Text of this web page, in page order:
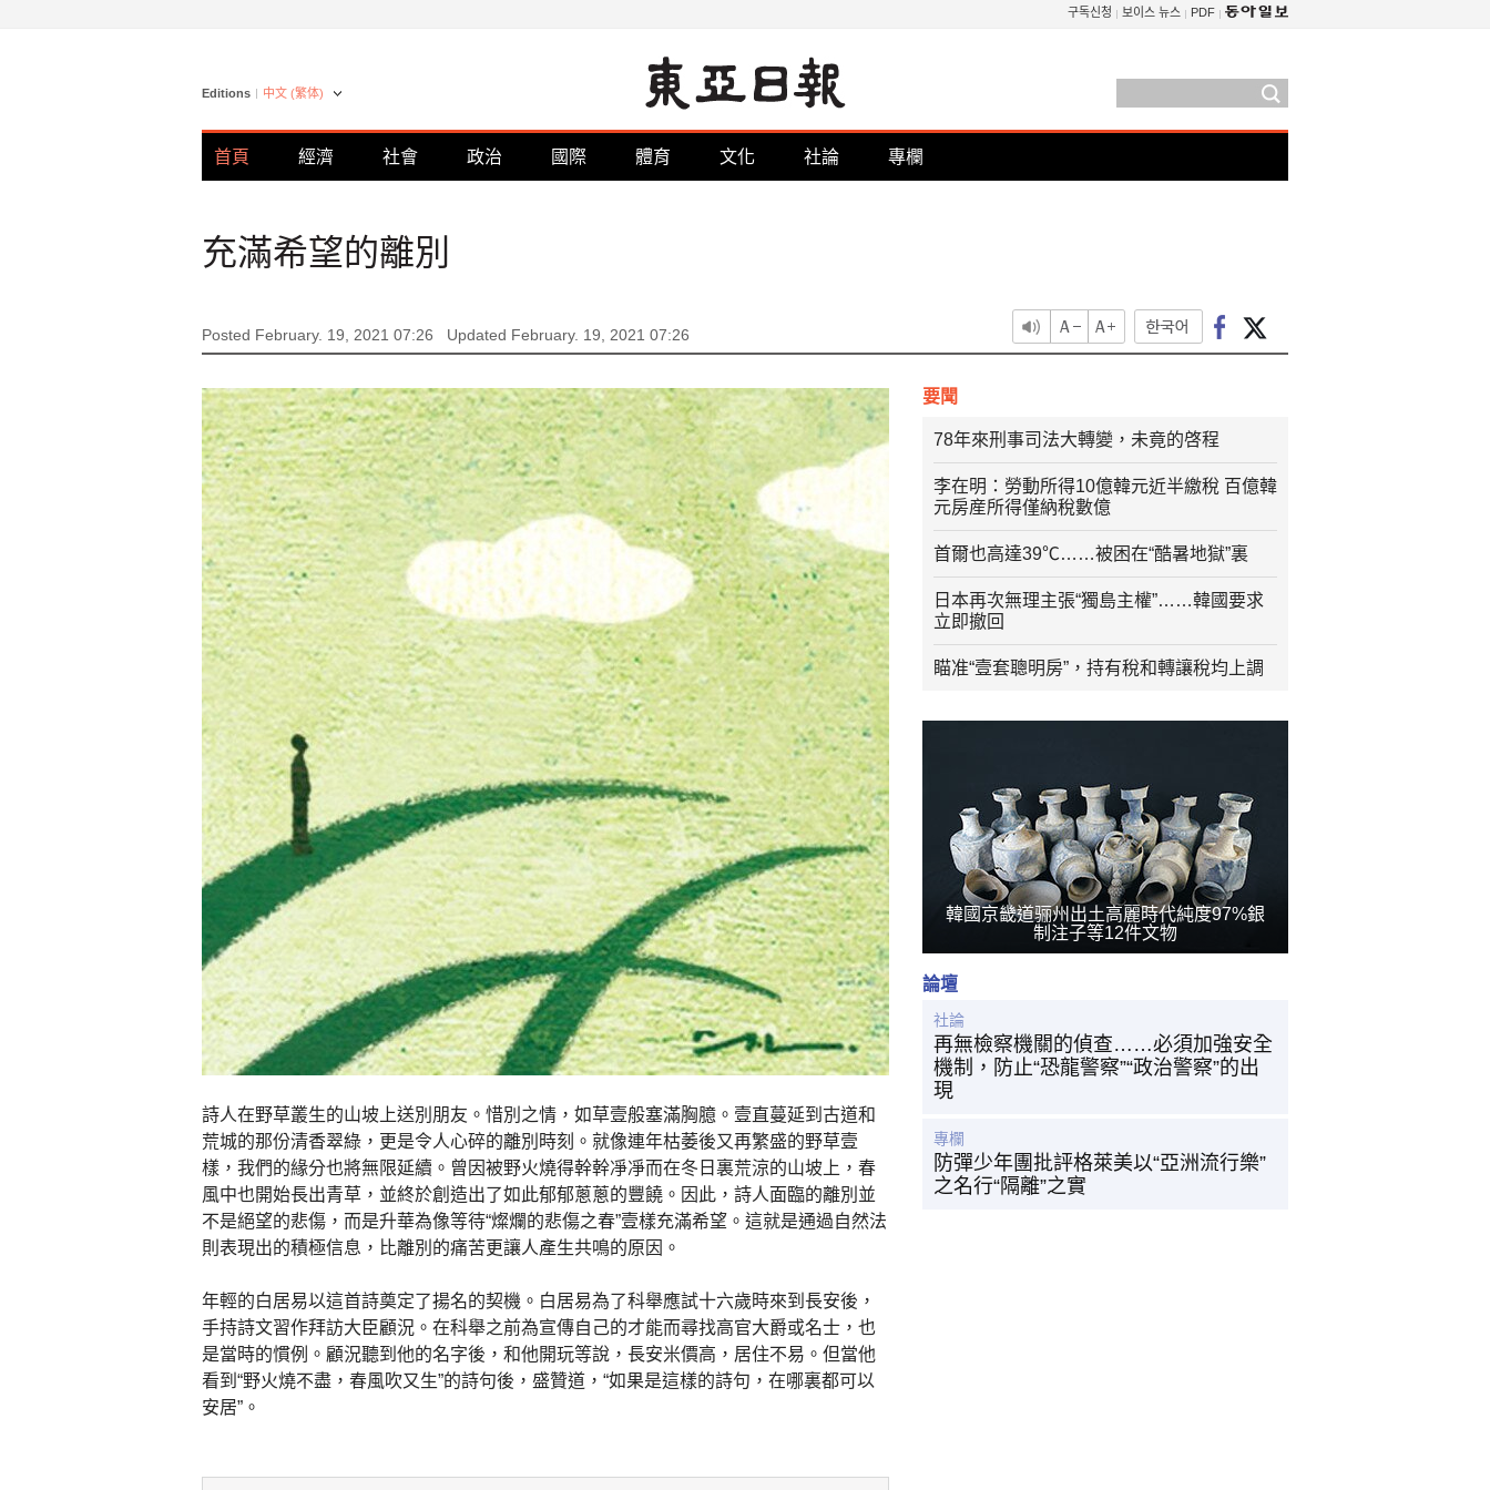
구독신청 보이스 뉴스 PDF
Editions 中文 (繁体)
首頁 經濟 社會 政治 國際 體育 文化 社論 專欄
充滿希望的離別
Posted February. 19, 2021 07:26 Updated February. 19, 2021 07:26
詩人在野草叢生的山坡上送別朋友。惜別之情，如草壹般塞滿胸臆。壹直蔓延到古道和
荒城的那份清香翠綠，更是令人心碎的離別時刻。就像連年枯萎後又再繁盛的野草壹
樣，我們的緣分也將無限延續。曾因被野火燒得幹幹凈凈而在冬日裏荒涼的山坡上，春
風中也開始長出青草，並終於創造出了如此郁郁蔥蔥的豐饒。因此，詩人面臨的離別並
不是絕望的悲傷，而是升華為像等待“燦爛的悲傷之春”壹樣充滿希望。這就是通過自然法
則表現出的積極信息，比離別的痛苦更讓人產生共鳴的原因。
年輕的白居易以這首詩奠定了揚名的契機。白居易為了科舉應試十六歲時來到長安後，
手持詩文習作拜訪大臣顧況。在科舉之前為宣傳自己的才能而尋找高官大爵或名士，也
是當時的慣例。顧況聽到他的名字後，和他開玩等說，長安米價高，居住不易。但當他
看到“野火燒不盡，春風吹又生”的詩句後，盛贊道，“如果是這樣的詩句，在哪裏都可以
安居”。
要聞
78年來刑事司法大轉變，未竟的啓程
李在明：勞動所得10億韓元近半繳稅 百億韓
元房産所得僅納稅數億
首爾也高達39℃……被困在“酷暑地獄”裏
日本再次無理主張“獨島主權”……韓國要求
立即撤回
瞄准“壹套聰明房”，持有稅和轉讓稅均上調
韓國京畿道骊州出土高麗時代純度97%銀
制注子等12件文物
論壇
社論
再無檢察機關的偵查……必須加強安全
機制，防止“恐龍警察”“政治警察”的出
現
專欄
防彈少年團批評格萊美以“亞洲流行樂”
之名行“隔離”之實